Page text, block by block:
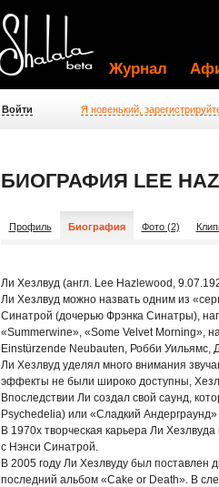
Журнал
Войти Я новенький,
БИОГРАФИЯ LEE
Профиль Биография Фото (2)
Ли Хезлвуд (англ. Lee Hazlewood,
Ли Хезлвуд можно назвать одним из
Синатрой (дочерью Фрэнка Синатры),
«Summerwine», «Some Velvet Morning»,
Einstürzende Neubauten, Робби Уильямс,
Ли Хезлвуд уделял много внимания
эффекты не были широко доступны,
Впоследствии Ли создал свой саунд,
Psychedelia) или «Сладкий
В 1970х творческая карьера Ли
с Нэнси Синатрой.
В 2005 году Ли Хезлвуду был поставлен
последний альбом «Cake or Death». В